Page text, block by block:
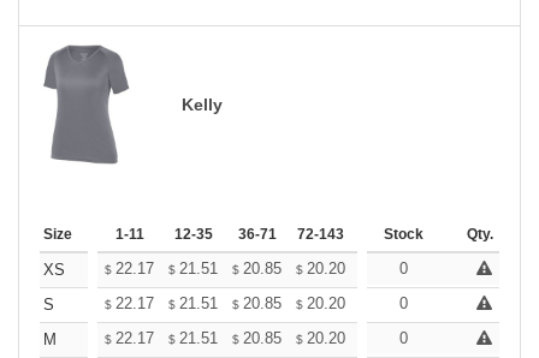
Kelly
Size 1-11 12-35 36-71 72-143 144-287 288 + More
Stock Qty.
XS $ 22.17 $ 21.51 $ 20.85 $ 20.20 19.54
0
S
$ 22.17 $ 21.51 $ 20.85 $ 20.20 19.54
0
M
$ 22.17 $ 21.51 $ 20.85 $ 20.20 19.54
0